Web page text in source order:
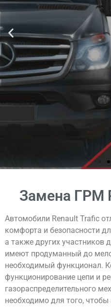
СТО и
Замена ГРМ
Автомобили Renault Trafic
комфорта и безопасности
а также других участников
имеют продуманный до
необходимый функционал.
функционирование цепи и
газораспределительного
необходимо для того,